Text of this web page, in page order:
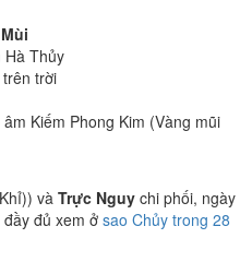
Hà Thủy
trời
âm Kiếm Phong Kim (Vàng mũi
vàTrực Nguy chi phối, ngày
đủ xem ở sao Chủy trong 28